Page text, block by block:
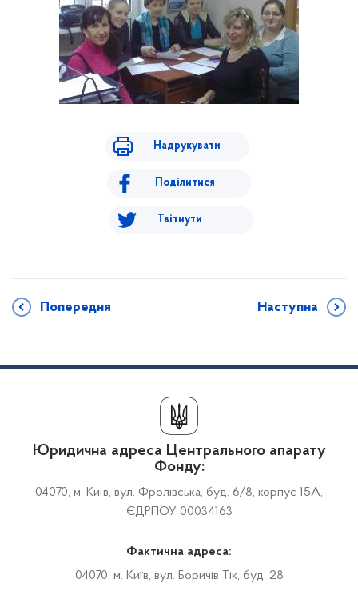
Надрукувати
Поділитися
Твітнути
Попередня Наступна
Юридична адреса Центрального апарату
Фонду:
04070, м. Київ, вул. Фролівська, буд. 6/8, корпус 15А,
ЄДРПОУ 00034163
Фактична адреса:
04070, м. Київ, вул. Боричів Тік, буд. 28